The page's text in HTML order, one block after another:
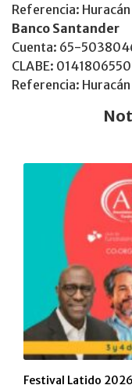
Referencia:
Banco Santander
Cuenta: 65-
CLABE:
Referencia:
Festival Latido